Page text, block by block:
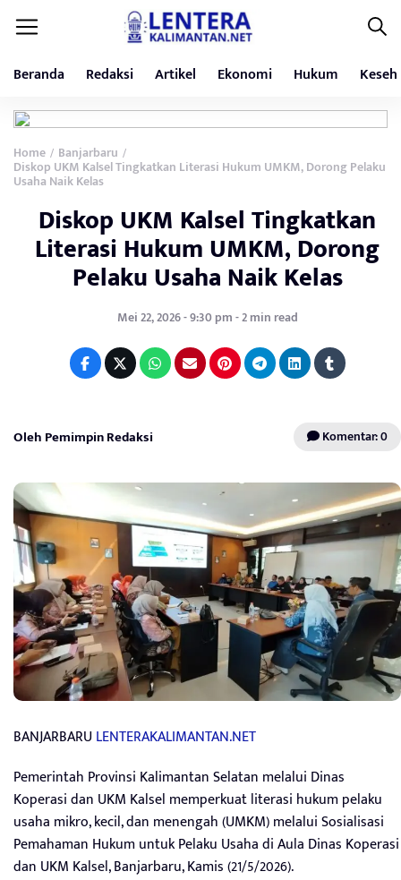
Beranda Redaksi Artikel Ekonomi Hukum
Home / Banjarbaru /
Diskop UKM Kalsel Tingkatkan Literasi Hukum UMKM, Dorong Pelaku
Usaha Naik Kelas
Diskop UKM Kalsel Tingkatkan
Literasi Hukum UMKM, Dorong
Pelaku Usaha Naik Kelas
Mei 22, 2026 - 9:30 pm - 2 min read
Oleh Pemimpin Redaksi Komentar: 0
BANJARBARULENTERAKALIMANTAN.NET
Pemerintah Provinsi Kalimantan Selatan melalui Dinas
Koperasi dan UKM Kalsel memperkuat literasi hukum pelaku
usaha mikro, kecil, dan menengah (UMKM) melalui Sosialisasi
Pemahaman Hukum untuk Pelaku Usaha di Aula Dinas Koperasi
dan UKM Kalsel, Banjarbaru, Kamis (21/5/2026).